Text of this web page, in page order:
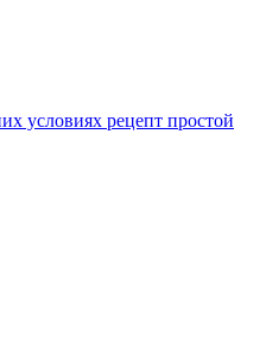
условиях рецепт простой